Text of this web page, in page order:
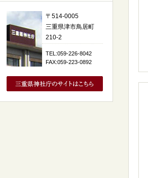
〒514-0005
三重県津市鳥居町
210-2
TEL:059-226-8042
FAX:059-223-0892